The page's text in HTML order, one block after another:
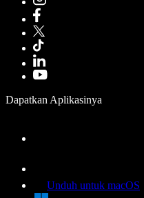
Dapatkan Aplikasinya
Unduh untuk macOS